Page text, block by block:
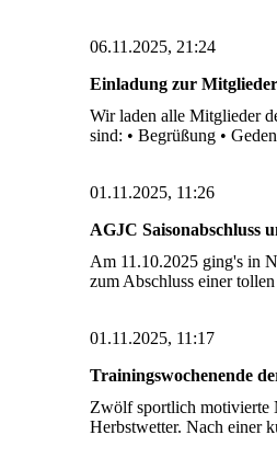
06.11.2025, 21:24
Einladung zur
Wir laden alle Mitglieder
sind: • Begrüßung •
01.11.2025, 11:26
AGJC Saisonabschluss
Am 11.10.2025 ging's in
zum Abschluss einer
01.11.2025, 11:17
Trainingswochenende
Zwölf sportlich motivierte
Herbstwetter. Nach einer